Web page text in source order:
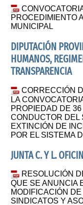
PROCEDIMIENTO
MUNICIPAL
DIPUTACIÓN
HUMANOS,
TRANSPARENCIA
CORRECCIÓN
LA
PROPIEDAD DE
CONDUCTOR DEL
EXTINCIÓN DE
POR EL SISTEMA
JUNTA C. Y L.
RESOLUCIÓN
QUE SE ANUNCIA
MODIFICACIÓN
SINDICATOS Y